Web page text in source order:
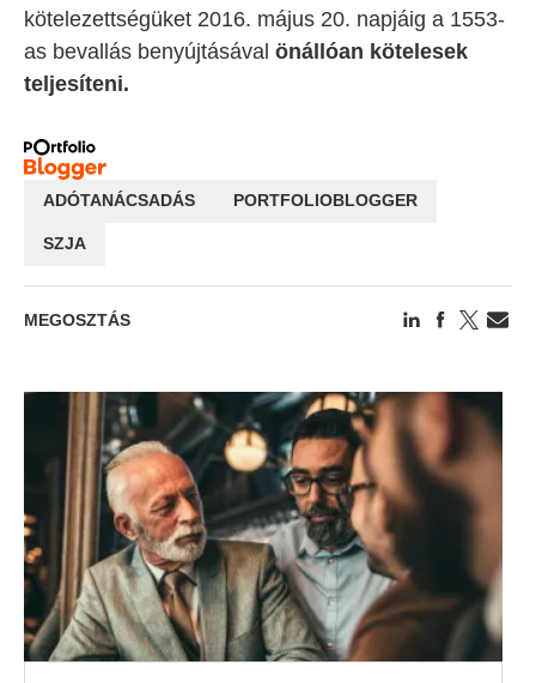
kötelezettségüket 2016. május 20. napjáig a 1553-
as bevallás benyújtásával önállóan kötelesek
teljesíteni.
ADÓTANÁCSADÁS PORTFOLIOBLOGGER
SZJA
MEGOSZTÁS